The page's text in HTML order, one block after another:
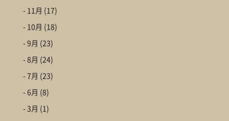
- 11月 (17)
- 10月 (18)
- 9月 (23)
- 8月 (24)
- 7月 (23)
- 6月 (8)
- 3月 (1)